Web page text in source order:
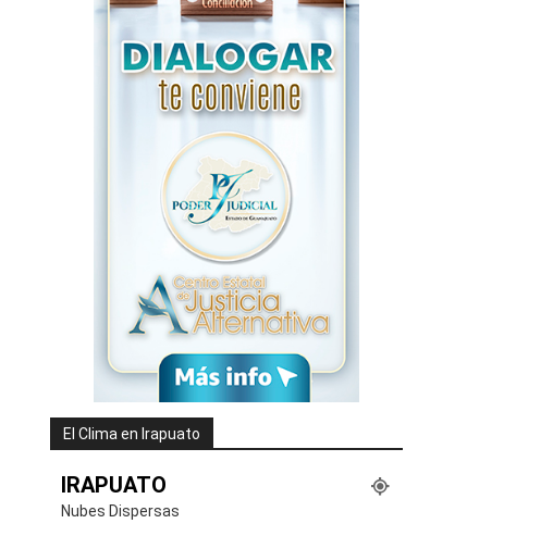
El Clima en Irapuato
IRAPUATO
Nubes Dispersas